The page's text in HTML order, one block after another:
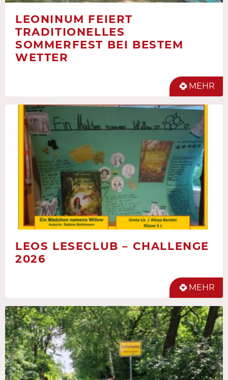
LEONINUM FEIERT
TRADITIONELLES
SOMMERFEST BEI BESTEM
WETTER
MEHR
LEOS LESECLUB – CHALLENGE
2026
MEHR